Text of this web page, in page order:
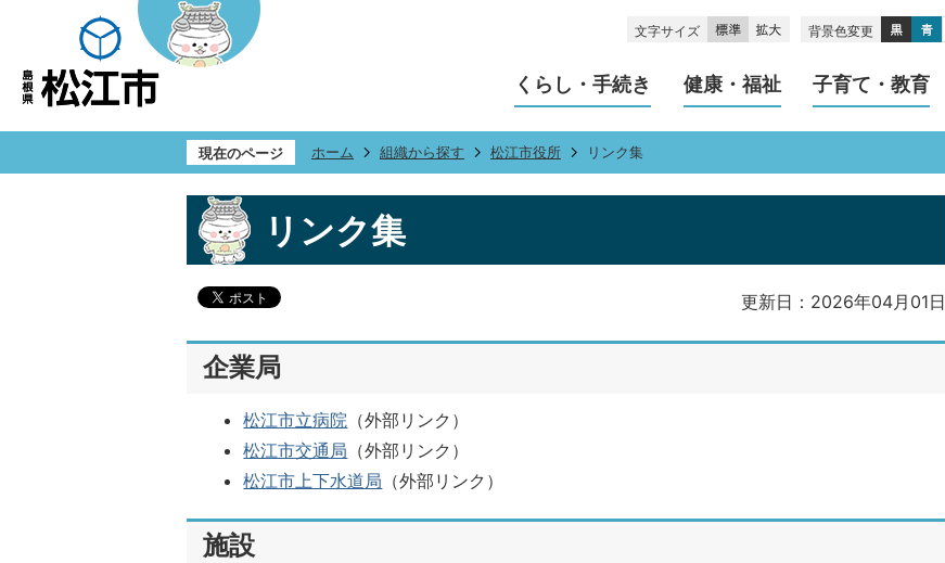
文字サイズ 背景色変更
くらし・手続き 健康・福祉 子育て・教育
現在のページ ホーム 組織から探す 松江市役所 リンク集
リンク集
更新日：2026年04月01日
企業局
松江市立病院 （外部リンク）
松江市交通局 （外部リンク）
松江市上下水道局 （外部リンク）
施設